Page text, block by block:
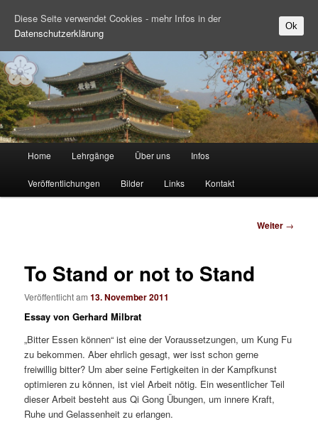
Zum Inhalt wechseln
Home Lehrgänge Über uns Infos
Veröffentlichungen Bilder Links Kontakt
Beitrags-
Weiter →
To Stand or not to Stand
Veröffentlicht am13. November 2011
Essay von Gerhard Milbrat
„Bitter Essen können“ ist eine der Voraussetzungen, um Kung Fu
zu bekommen. Aber ehrlich gesagt, wer isst schon gerne
freiwillig bitter? Um aber seine Fertigkeiten in der Kampfkunst
optimieren zu können, ist viel Arbeit nötig. Ein wesentlicher Teil
dieser Arbeit besteht aus Qi Gong Übungen, um innere Kraft,
Ruhe und Gelassenheit zu erlangen.
Diese Seite verwendet Cookies - mehr Infos in der
Datenschutzerklärung
Ok